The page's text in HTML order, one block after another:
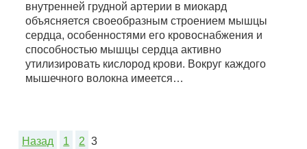
внутренней грудной артерии в миокард
объясняется своеобразным строением мышцы
сердца, особенностями его кровоснабжения и
способностью мышцы сердца активно
утилизировать кислород крови. Вокруг каждого
мышечного волокна имеется…
Назад 1 2 3